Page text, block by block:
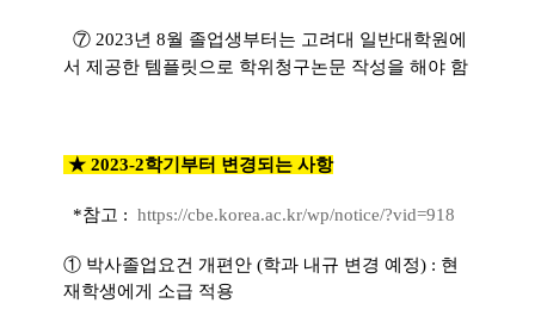
⑦ 2023년 8월 졸업생부터는 고려대 일반대학원에
서 제공한 템플릿으로 학위청구논문 작성을 해야 함
★ 2023-2학기부터 변경되는 사항
*참고 : https://cbe.korea.ac.kr/wp/notice/?vid=918
① 박사졸업요건 개편안 (학과 내규 변경 예정) : 현
재학생에게 소급 적용